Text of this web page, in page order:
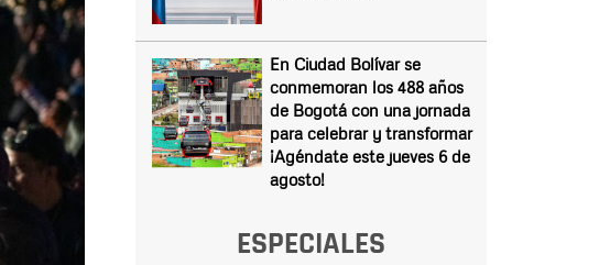
En Ciudad Bolívar se
conmemoran los 488 años
de Bogotá con una jornada
para celebrar y transformar
¡Agéndate este jueves 6 de
agosto!
ESPECIALES